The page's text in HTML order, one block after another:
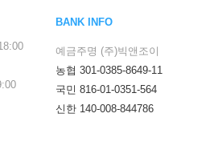
BANK INFO
예금주명 (주)빅앤조이
농협 301-0385-8649-11
국민 816-01-0351-564
신한 140-008-844786